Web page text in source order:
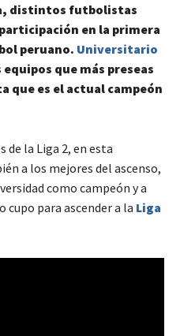
distintos futbolistas
en la primera
peruano. Universitario
que más preseas
que es el actual campeón
de la Liga 2, en esta
a los mejores del ascenso,
como campeón y a
cupo para ascender a la Liga